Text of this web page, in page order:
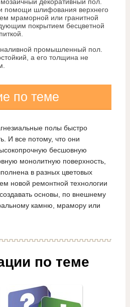
помощи шлифования верхнего
мраморной или гранитной
покрытием бесцветной
промышленный пол.
а его толщина не
по теме
полы быстро
И все потому, что они
бесшовную
монолитную поверхность,
в разных цветовых
новой ремонтной технологии
основы, по внешнему
камню, мрамору или
по теме